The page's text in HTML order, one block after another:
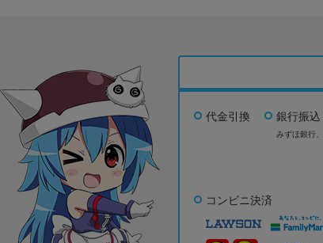
代金引換 銀行振込
みずほ銀行、
コンビニ決済